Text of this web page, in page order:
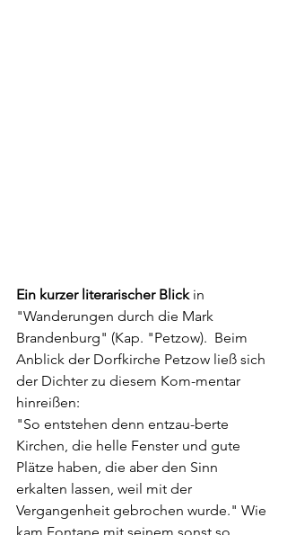
Ein kurzer literarischer Blick in
"Wanderungen durch die Mark
Brandenburg" (Kap. "Petzow).  Beim
Anblick der Dorfkirche Petzow ließ sich
der Dichter zu diesem Kom-mentar
hinreißen:
"So entstehen denn entzau-berte
Kirchen, die helle Fenster und gute
Plätze haben, die aber den Sinn
erkalten lassen, weil mit der
Vergangenheit gebrochen wurde." Wie
kam Fontane mit seinem sonst so